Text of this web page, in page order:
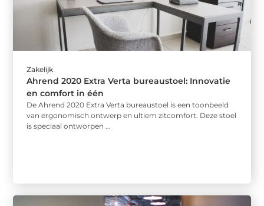
Zakelijk
Ahrend 2020 Extra Verta bureaustoel: Innovatie
en comfort in één
De Ahrend 2020 Extra Verta bureaustoel is een toonbeeld
van ergonomisch ontwerp en ultiem zitcomfort. Deze stoel
is speciaal ontworpen ...